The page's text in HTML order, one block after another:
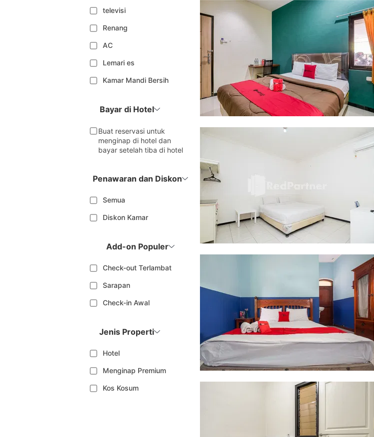
televisi
Renang
AC
Lemari es
Kamar Mandi Bersih
Bayar di Hotel
Buat reservasi untuk
menginap di hotel dan
bayar setelah tiba di hotel
Penawaran dan Diskon
Semua
Diskon Kamar
Add-on Populer
Check-out Terlambat
Sarapan
Check-in Awal
Jenis Properti
Hotel
Menginap Premium
Kos Kosum